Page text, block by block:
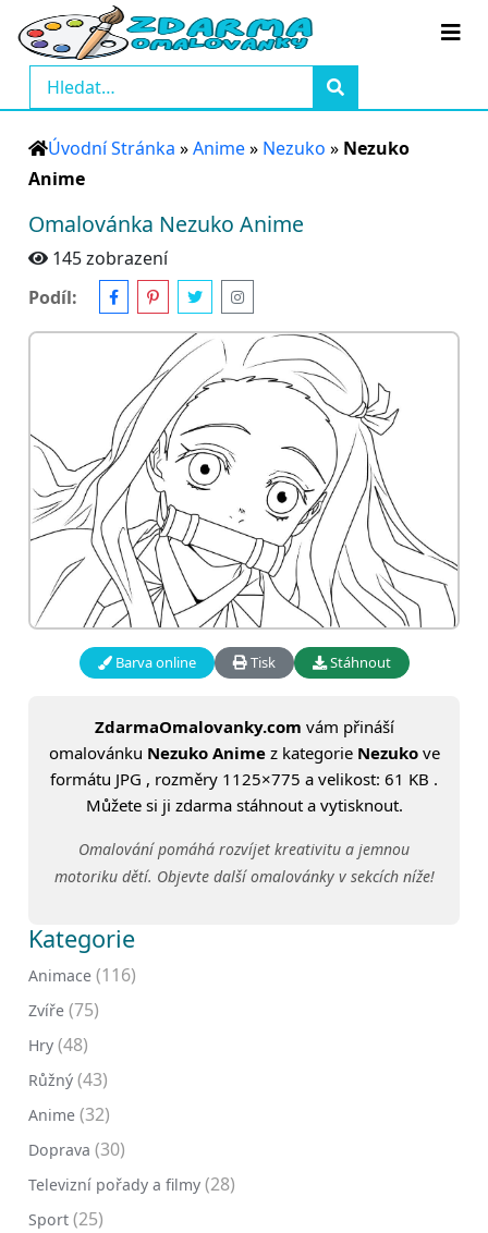
Úvodní Stránka »Anime» Nezuko » Nezuko
Anime
Omalovánka Nezuko Anime
145 zobrazení
Podíl:
Barva online Tisk Stáhnout
ZdarmaOmalovanky.com vám přináší
omalovánku Nezuko Animez kategorie Nezukove
formátu JPG , rozměry 1125×775 a velikost: 61 KB .
Můžete si ji zdarma stáhnout a vytisknout.
Omalování pomáhá rozvíjet kreativitu a jemnou
motoriku dětí. Objevte další omalovánky v sekcích níže!
Kategorie
Animace (116)
Zvíře (75)
Hry (48)
Růžný (43)
Anime (32)
Doprava (30)
Televizní pořady a filmy (28)
Sport (25)